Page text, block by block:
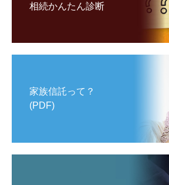
相続かんたん診断
家族信託って？
(PDF)